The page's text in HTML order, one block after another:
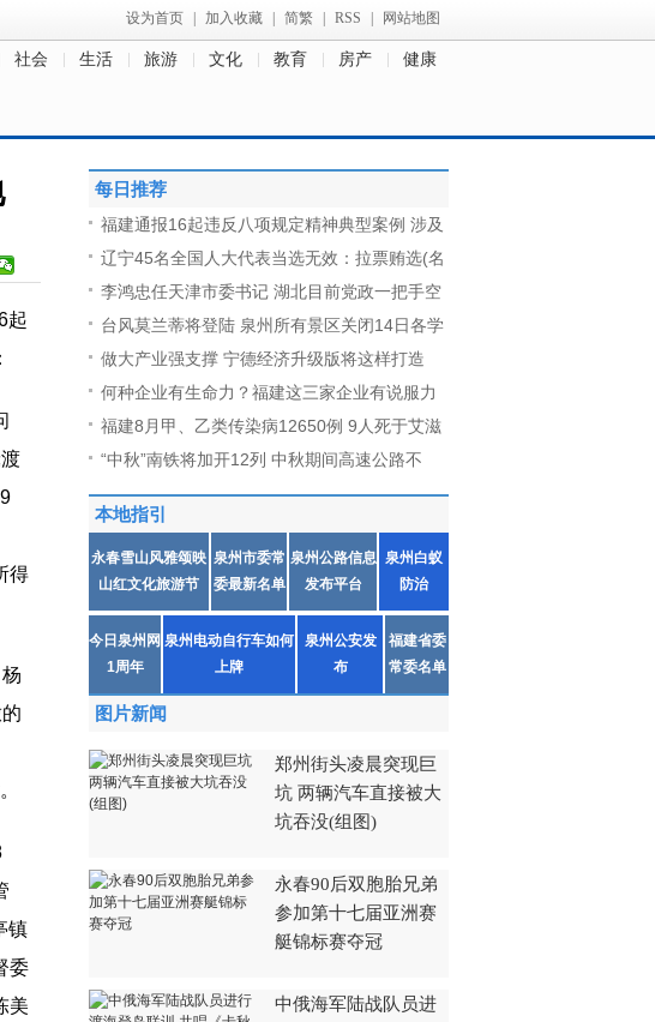
设为首页 加入收藏 简繁 RSS 网站地图
社会 生活 旅游 文化 教育 房产 健康
起
得
镇
委
美
每日推荐
福建通报16起违反八项规定精神典型案例 涉及
辽宁45名全国人大代表当选无效：拉票贿选(名
李鸿忠任天津市委书记 湖北目前党政一把手空
台风莫兰蒂将登陆 泉州所有景区关闭14日各学
做大产业强支撑 宁德经济升级版将这样打造
何种企业有生命力？福建这三家企业有说服力
福建8月甲、乙类传染病12650例 9人死于艾滋
“中秋”南铁将加开12列 中秋期间高速公路不
本地指引
永春雪山风雅颂映
山红文化旅游节
泉州市委常
委最新名单
泉州公路信息
发布平台
泉州白蚁
防治
今日泉州网
1周年
泉州电动自行车如何
上牌
泉州公安发
布
福建省委
常委名单
图片新闻
郑州街头凌晨突现巨
坑 两辆汽车直接被大
坑吞没(组图)
永春90后双胞胎兄弟
参加第十七届亚洲赛
艇锦标赛夺冠
中俄海军陆战队员进